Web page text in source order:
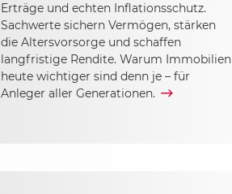
Erträge und echten Inflationsschutz.
Sachwerte sichern Vermögen, stärken
die Altersvorsorge und schaffen
langfristige Rendite. Warum Immobilien
heute wichtiger sind denn je – für
Anleger aller Generationen.